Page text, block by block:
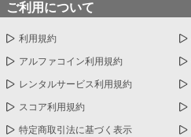
ご利用について
利用規約
アルファコイン利用規約
レンタルサービス利用規約
スコア利用規約
特定商取引法に基づく表示